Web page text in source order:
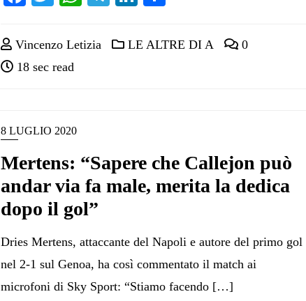
Vincenzo Letizia LE ALTRE DI A
0
18 sec read
8 LUGLIO 2020
Mertens: “Sapere che Callejon può
andar via fa male, merita la dedica
dopo il gol”
Dries Mertens, attaccante del Napoli e autore del primo gol
nel 2-1 sul Genoa, ha così commentato il match ai
microfoni di Sky Sport: “Stiamo facendo […]